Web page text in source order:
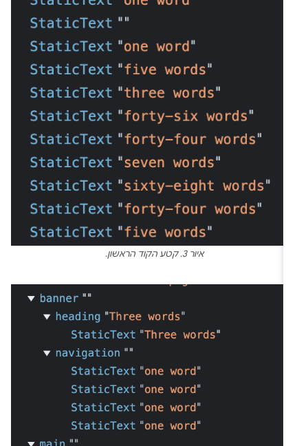
איור 3. קטע הקוד הראשון.